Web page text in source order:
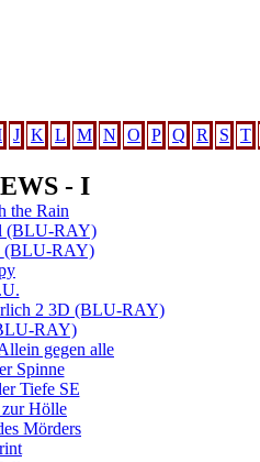
J K L M N O P Q R S T
- I
the Rain
(BLU-RAY)
(BLU-RAY)
2 3D (BLU-RAY)
RAY)
gegen alle
Spinne
Tiefe SE
Hölle
Mörders